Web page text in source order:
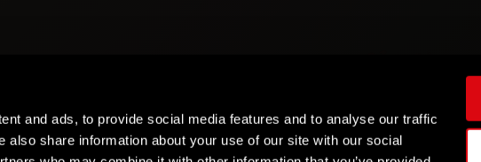
and ads, to provide social media features and to analyse our traffic
also share information about your use of our site with our social